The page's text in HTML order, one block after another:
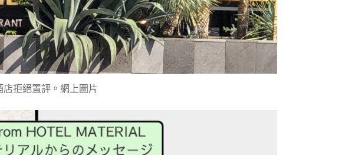
店拒絕置評。網上圖片